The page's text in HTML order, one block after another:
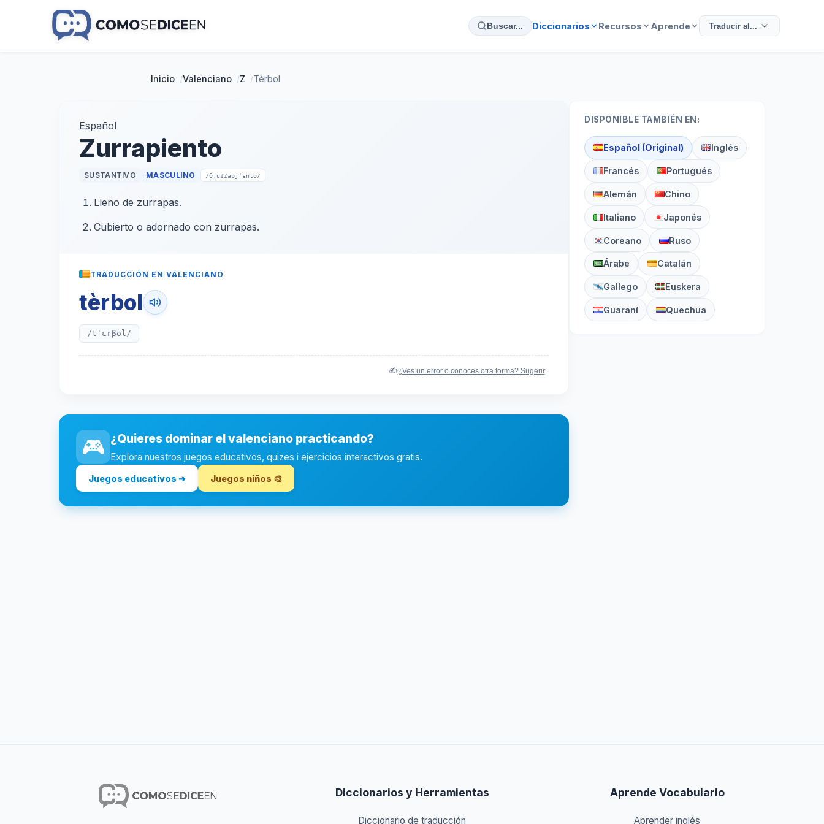
Buscar... Diccionarios Recursos Aprende Traducir al...
Inicio /Valenciano /Z /Tèrbol
Español
Zurrapiento
SUSTANTIVO MASCULINO /θˌuɾɾapjˈɛnto/
Lleno de zurrapas.
Cubierto o adornado con zurrapas.
TRADUCCIÓN EN VALENCIANO
tèrbol
/tˈɛrβʊl/
✍️¿Ves un error o conoces otra forma? Sugerir
🎮 ¿Quieres dominar el valenciano practicando?
Explora nuestros juegos educativos, quizes i ejercicios interactivos gratis.
Juegos educativos ➔ Juegos niños 🎨
DISPONIBLE TAMBIÉN EN:
Español (Original) Inglés
Francés Portugués
Alemán Chino
Italiano Japonés
Coreano Ruso
Árabe Catalán
Gallego Euskera
Guaraní Quechua
Diccionarios y Herramientas
Diccionario de traducción
Aprende Vocabulario
Aprender inglés